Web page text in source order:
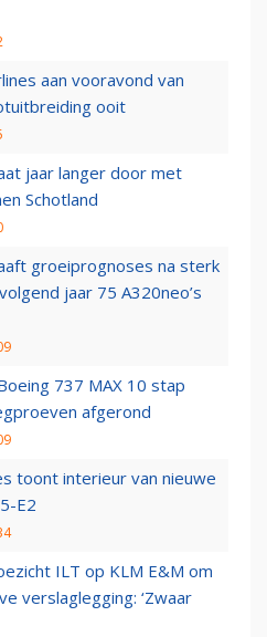
aan vooravond van
ooit
jaar langer door met
Schotland
groeiprognoses na sterk
jaar 75 A320neo’s
737 MAX 10 stap
afgerond
toont interieur van nieuwe
E2
ILT op KLM E&M om
verslaglegging: ‘Zwaar